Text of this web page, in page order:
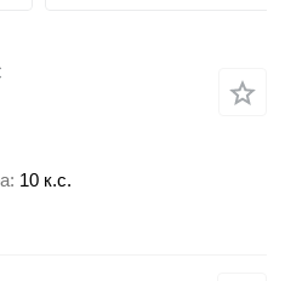
10 к.с.